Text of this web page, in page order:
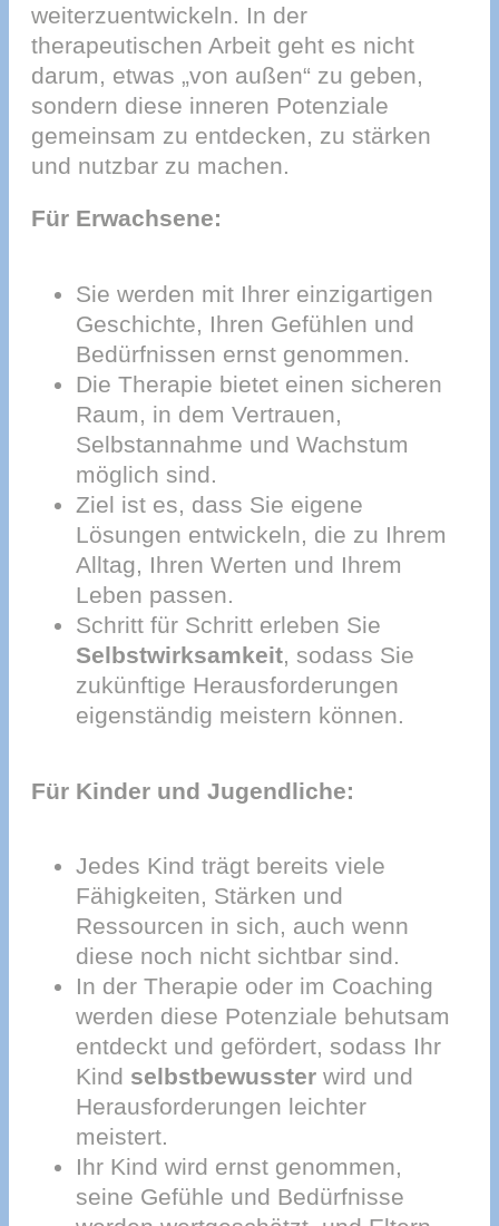
weiterzuentwickeln. In der
therapeutischen Arbeit geht es nicht
darum, etwas „von außen“ zu geben,
sondern diese inneren Potenziale
gemeinsam zu entdecken, zu stärken
und nutzbar zu machen.
Für Erwachsene:
Sie werden mit Ihrer einzigartigen
Geschichte, Ihren Gefühlen und
Bedürfnissen ernst genommen.
Die Therapie bietet einen sicheren
Raum, in dem Vertrauen,
Selbstannahme und Wachstum
möglich sind.
Ziel ist es, dass Sie eigene
Lösungen entwickeln, die zu Ihrem
Alltag, Ihren Werten und Ihrem
Leben passen.
Schritt für Schritt erleben Sie
Selbstwirksamkeit, sodass Sie
zukünftige Herausforderungen
eigenständig meistern können.
Für Kinder und Jugendliche:
Jedes Kind trägt bereits viele
Fähigkeiten, Stärken und
Ressourcen in sich, auch wenn
diese noch nicht sichtbar sind.
In der Therapie oder im Coaching
werden diese Potenziale behutsam
entdeckt und gefördert, sodass Ihr
Kind selbstbewusster wird und
Herausforderungen leichter
meistert.
Ihr Kind wird ernst genommen,
seine Gefühle und Bedürfnisse